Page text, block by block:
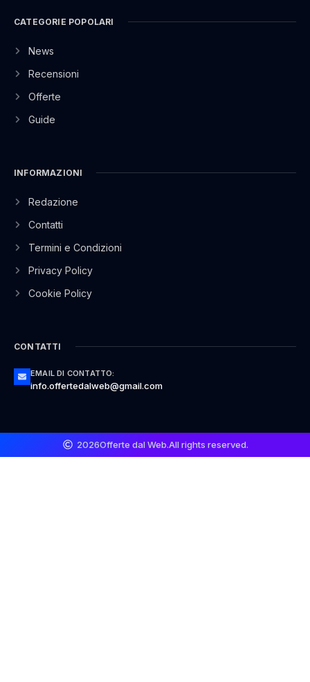
CATEGORIE POPOLARI
News
Recensioni
Offerte
Guide
INFORMAZIONI
Redazione
Contatti
Termini e Condizioni
Privacy Policy
Cookie Policy
CONTATTI
EMAIL DI CONTATTO:
info.offertedalweb@gmail.com
2026Offerte dal Web.All rights reserved.